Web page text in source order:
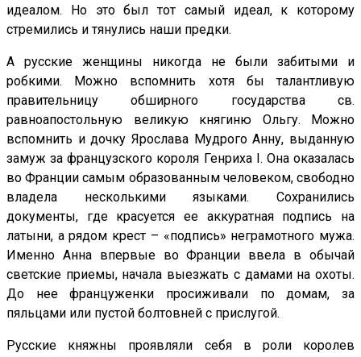
идеалом. Но это был тот самый идеал, к которому
стремились и тянулись наши предки.
А русские женщины никогда не были забитыми и
робкими. Можно вспомнить хотя бы талантливую
правительницу обширного государства св.
равноапостольную великую княгиню Ольгу. Можно
вспомнить и дочку Ярослава Мудрого Анну, выданную
замуж за французского короля Генриха I. Она оказалась
во Франции самым образованным человеком, свободно
владела несколькими языками. Сохранились
документы, где красуется ее аккуратная подпись на
латыни, а рядом крест – «подпись» неграмотного мужа.
Именно Анна впервые во Франции ввела в обычай
светские приемы, начала выезжать с дамами на охоты.
До нее француженки просиживали по домам, за
пяльцами или пустой болтовней с прислугой.
Русские княжны проявляли себя в роли королев